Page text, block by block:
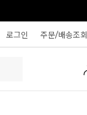
로그인 주문/배송조회